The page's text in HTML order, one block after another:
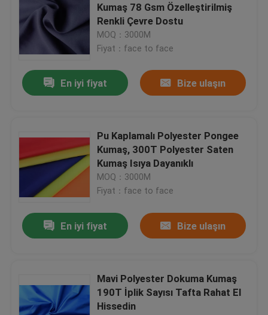
Kumaş 78 Gsm Özelleştirilmiş
Renkli Çevre Dostu
MOQ：3000M
Fiyat：face to face
En iyi fiyat Bize ulaşın
Pu Kaplamalı Polyester Pongee
Kumaş, 300T Polyester Saten
Kumaş Isıya Dayanıklı
MOQ：3000M
Fiyat：face to face
En iyi fiyat Bize ulaşın
Mavi Polyester Dokuma Kumaş
190T İplik Sayısı Tafta Rahat El
Hissedin